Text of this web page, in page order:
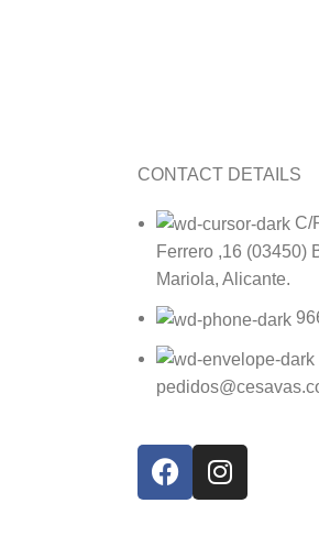
CONTACT DETAILS
C/
Ferrero ,16 (03450)
Mariola, Alicante.